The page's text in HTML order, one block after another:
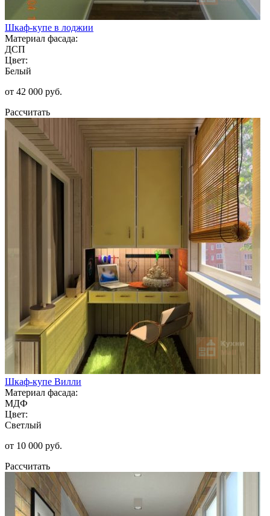
Шкаф-купе в лоджии
Материал фасада:
ДСП
Цвет:
Белый
от 42 000 руб.
Рассчитать
Шкаф-купе Вилли
Материал фасада:
МДФ
Цвет:
Светлый
от 10 000 руб.
Рассчитать